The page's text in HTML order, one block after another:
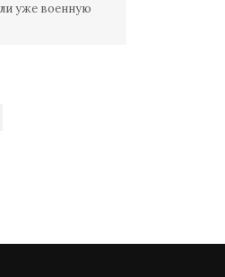
уже военную